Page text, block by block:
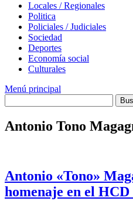
Locales / Regionales
Politica
Policiales / Judiciales
Sociedad
Deportes
Economía social
Culturales
Menú principal
Antonio Tono
Antonio «Tono»
homenaje en el HCD